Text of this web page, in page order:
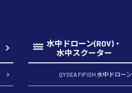
水中ドローン(ROV)・
水中スクーター
QYSEA FIFISH 水中ドローン